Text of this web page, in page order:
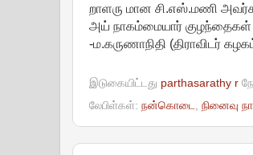
றாளரு மான சி.எஸ்.மணி
அய் நாகம்மையார் குழந்தைகள்
-ம.கருணாநிதி (திராவிடர்
இடுகையிட்டது parthasarathy r
லேபிள்கள்: நன்கொடை, நினைவு